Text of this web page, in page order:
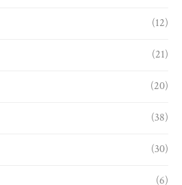
(12)
(21)
(20)
(38)
(30)
(6)